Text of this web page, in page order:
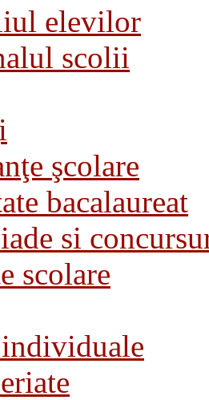
elevilor
scolii
şcolare
bacalaureat
si
scolare